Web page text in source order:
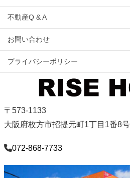
不動産Q & A
お問い合わせ
プライバシーポリシー
〒573-1133
大阪府枚方市招提元町1丁目1番8
072-868-7733